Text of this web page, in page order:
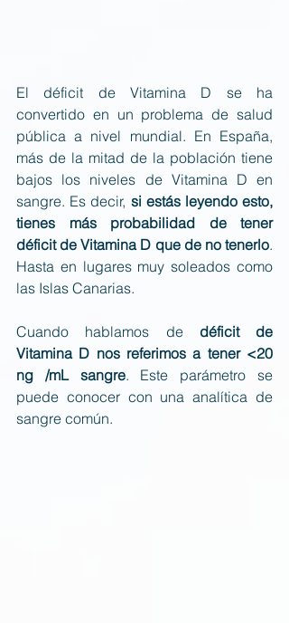
El déficit de Vitamina D se ha
convertido en un problema de salud
pública a nivel mundial. En España,
más de la mitad de la población tiene
bajos los niveles de Vitamina D en
sangre. Es decir, si estás leyendo esto,
tienes más probabilidad de tener
déficit de Vitamina D que de no tenerlo.
Hasta en lugares muy soleados como
las Islas Canarias.
Cuando hablamos de déficit de
Vitamina D nos referimos a tener <20
ng /mL sangre. Este parámetro se
puede conocer con una analítica de
sangre común.